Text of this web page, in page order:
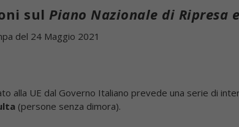
sul Piano Nazionale di Ripresa
del 24 Maggio 2021
alla UE dal Governo Italiano prevede una serie di
(persone senza dimora).